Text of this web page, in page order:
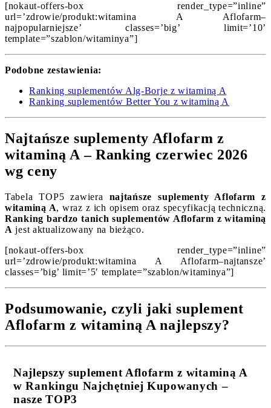
[nokaut-offers-box render_type=”inline”
url=’zdrowie/produkt:witamina A Aflofarm–
najpopularniejsze’ classes=’big’ limit=’10’
template=”szablon/witaminya”]
Podobne zestawienia:
Ranking suplementów Alg-Borje z witaminą A
Ranking suplementów Better You z witaminą A
Najtańsze suplementy Aflofarm z
witaminą A – Ranking czerwiec 2026
wg ceny
Tabela TOP5 zawiera najtańsze suplementy Aflofarm z
witaminą A, wraz z ich opisem oraz specyfikacją techniczną.
Ranking bardzo tanich suplementów Aflofarm z witaminą
A jest aktualizowany na bieżąco.
[nokaut-offers-box render_type=”inline”
url=’zdrowie/produkt:witamina A Aflofarm–najtansze’
classes=’big’ limit=’5′ template=”szablon/witaminya”]
Podsumowanie, czyli jaki suplement
Aflofarm z witaminą A najlepszy?
Najlepszy suplement Aflofarm z witaminą A
w Rankingu Najchętniej Kupowanych –
nasze TOP3